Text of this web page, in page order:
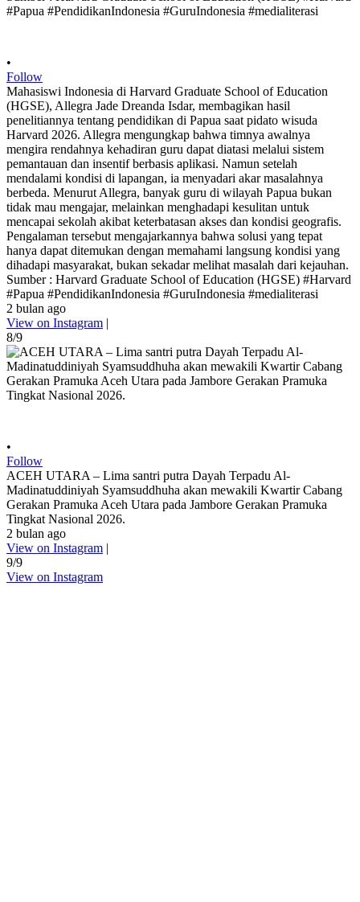
•
Follow
Mahasiswi Indonesia di Harvard Graduate School of Education
(HGSE), Allegra Jade Dreanda Isdar, membagikan hasil
penelitiannya tentang pendidikan di Papua saat pidato wisuda
Harvard 2026. Allegra mengungkap bahwa timnya awalnya
mengira rendahnya kehadiran guru dapat diatasi melalui sistem
pemantauan dan insentif berbasis aplikasi. Namun setelah
mendalami kondisi di lapangan, ia menyadari akar masalahnya
berbeda. Menurut Allegra, banyak guru di wilayah Papua bukan
tidak mau mengajar, melainkan menghadapi kesulitan untuk
mencapai sekolah akibat keterbatasan akses dan kondisi geografis.
Pengalaman tersebut mengajarkannya bahwa solusi yang tepat
hanya dapat ditemukan dengan memahami langsung kondisi yang
dihadapi masyarakat, bukan sekadar melihat masalah dari kejauhan.
Sumber : Harvard Graduate School of Education (HGSE) #Harvard
#Papua #PendidikanIndonesia #GuruIndonesia #medialiterasi
2 bulan ago
View on Instagram |
8/9
•
Follow
ACEH UTARA – Lima santri putra Dayah Terpadu Al-
Madinatuddiniyah Syamsuddhuha akan mewakili Kwartir Cabang
Gerakan Pramuka Aceh Utara pada Jambore Gerakan Pramuka
Tingkat Nasional 2026.
2 bulan ago
View on Instagram |
9/9
View on Instagram